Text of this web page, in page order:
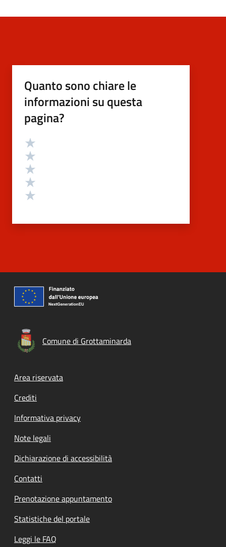
Quanto sono chiare le
informazioni su questa
pagina?
Valutazione
Comune di Grottaminarda
Footer menu
Area riservata
Crediti
Informativa privacy
Note legali
Dichiarazione di accessibilità
Contatti
Prenotazione appuntamento
Statistiche del portale
Leggi le FAQ